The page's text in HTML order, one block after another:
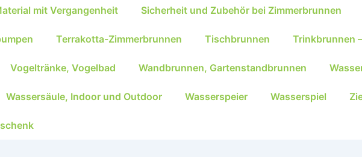
mit Vergangenheit Sicherheit und Zubehör bei Zimmerbrunnen
Terrakotta-Zimmerbrunnen Tischbrunnen Trinkbrunnen
Vogeltränke, Vogelbad Wandbrunnen, Gartenstandbrunnen
Wassersäule, Indoor und Outdoor Wasserspeier Wasserspiel